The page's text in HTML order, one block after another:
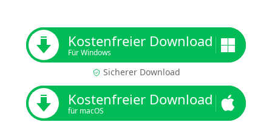
Kostenfreier Download
Für Windows
Sicherer Download
Kostenfreier Download
für macOS